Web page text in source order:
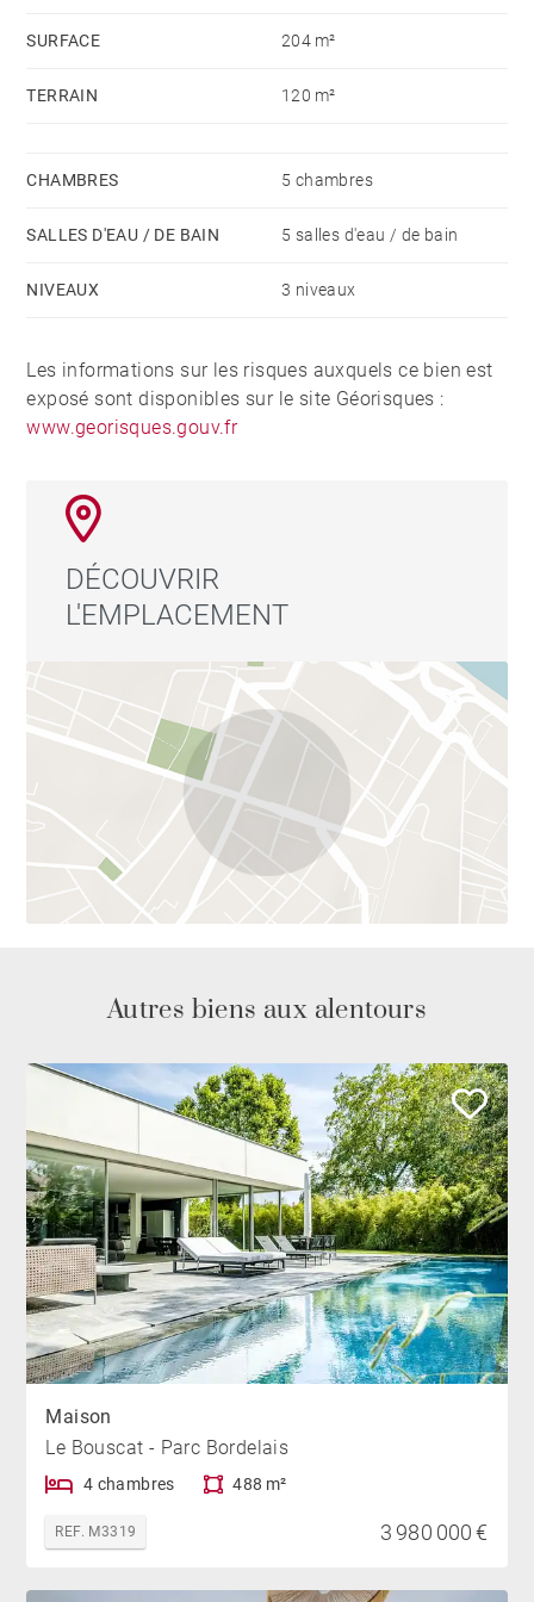
Dans le jardin, dépendance de 17 m² avec chambre et
Possibilité de location de parkings à proximité.
SURFACE 204 m²
TERRAIN 120 m²
CHAMBRES 5 chambres
SALLES D'EAU / DE BAIN 5 salles d'eau / de bain
NIVEAUX 3 niveaux
Les informations sur les risques auxquels ce bien est
exposé sont disponibles sur le site Géorisques :
www.georisques.gouv.fr
DÉCOUVRIR
L'EMPLACEMENT
Autres biens aux alentours
Maison
Le Bouscat - Parc Bordelais
4 chambres 488 m²
REF. M3319 3 980 000 €